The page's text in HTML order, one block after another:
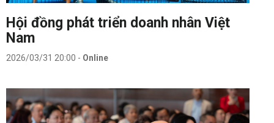
Hội đồng phát triển doanh nhân Việt
Nam
2026/03/31 20:00 - Online